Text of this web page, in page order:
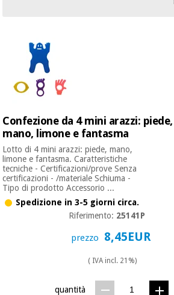
Offerte
Outlet
Fisaude
Tech
Academy
tradizionale
cinese
Mobili
clinici
Armadi
terapeutici
Materiale
essenziale
per la
protezione
dei
Offerte
Fisaude
Tech
Attrezzature
mediche
Medicina
cinese
Mobili
clinici
Armadi
Confezione da 4 mini arazzi: piede,
mano, limone e fantasma
Lotto di 4 mini arazzi: piede, mano,
limone e fantasma. Caratteristiche
tecniche - Certificazioni/prove Senza
certificazioni - /materiale Schiuma -
Tipo di prodotto Accessorio ...
Spedizione in 3-5 giorni circa.
Riferimento: 25141P
prezzo 8,45EUR
( IVA incl. 21%)
quantità